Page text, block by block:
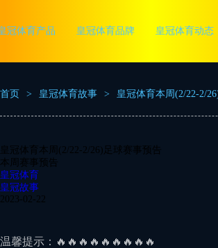
冠体育产品 皇冠体育品牌 皇冠体育动态
首页 > 皇冠体育故事 > 皇冠体育本周(2/22-2/
皇冠体育本周(2/22-2/26)足球赛事预告
本周赛事预告
皇冠体育
皇冠故事
2023-02-22
温馨提示：🔥🔥🔥🔥🔥🔥🔥🔥🔥